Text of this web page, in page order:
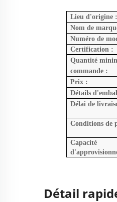
Lieu d'origine :
Nom de
Numéro de
Certification :
Quantité
commande :
Prix :
Détails
Délai de
Conditions de
Capacité
Détail